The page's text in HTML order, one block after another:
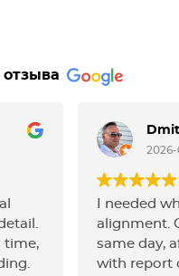
отзыва
time,
I needed
alignment.
same day,
with report